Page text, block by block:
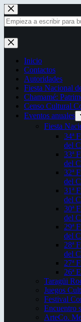
Saltar
al
contenido
Sin
resultados
Inicio
Contactos
Autoridades
Fiesta Nacional
Chamamé:
Censo Cultural
Eventos anuales
Fiesta
34ª
del
33ª
del
32ª
del
31ª
del
30ª
del
29ª
del
28ª
del
27ª
26ª
Taragüi
Juegos
Festival
Encuentro
ArteCo.